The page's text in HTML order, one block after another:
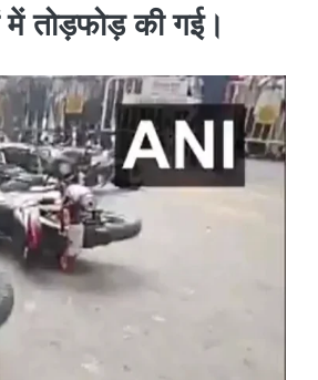
तोड़फोड़ की गई।